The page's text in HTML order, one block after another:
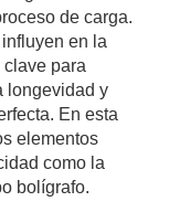
de carga.
en la
clave para
longevidad y
En esta
elementos
como la
bolígrafo.